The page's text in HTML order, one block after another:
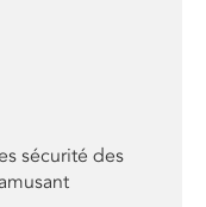
sécurité des